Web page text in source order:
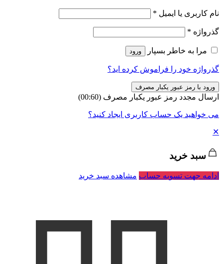
نام کاربری یا ایمیل *
گذرواژه *
مرا به خاطر بسپار ورود
گذرواژه خود را فراموش کرده اید؟
ورود با رمز عبور یکبار مصرف
ارسال مجدد رمز عبور یکبار مصرف (00:
60
)
می خواهید یک حساب کاربری ایجاد کنید؟
✕
سبد خرید
ادامه جهت تسویه حساب مشاهده سبد خرید